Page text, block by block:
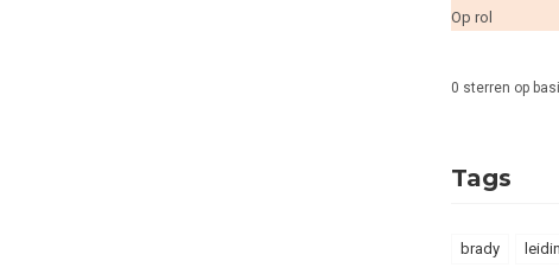
Op rol
0 sterren op
Tags
brady